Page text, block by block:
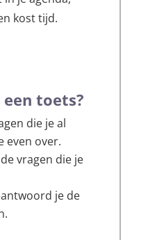
kost tijd.
toets?
die je al
even over.
vragen die je
je de